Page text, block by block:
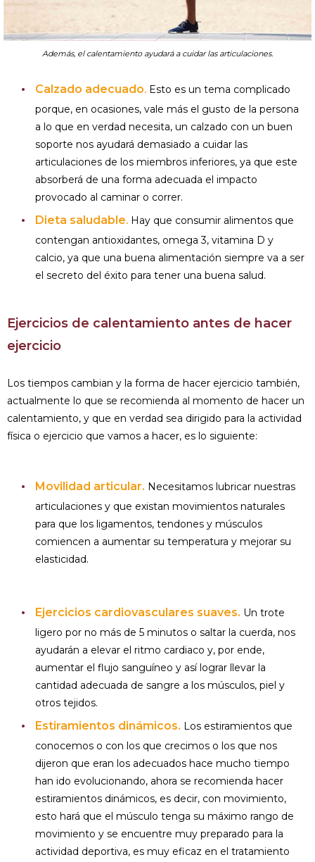
Además, el calentamiento ayudará a cuidar las articulaciones.
Calzado adecuado. Esto es un tema complicado
porque, en ocasiones, vale más el gusto de la persona
a lo que en verdad necesita, un calzado con un buen
soporte nos ayudará demasiado a cuidar las
articulaciones de los miembros inferiores, ya que este
absorberá de una forma adecuada el impacto
provocado al caminar o correr.
Dieta saludable. Hay que consumir alimentos que
contengan antioxidantes, omega 3, vitamina D y
calcio, ya que una buena alimentación siempre va a ser
el secreto del éxito para tener una buena salud.
Ejercicios de calentamiento antes de hacer
ejercicio
Los tiempos cambian y la forma de hacer ejercicio también,
actualmente lo que se recomienda al momento de hacer un
calentamiento, y que en verdad sea dirigido para la actividad
física o ejercicio que vamos a hacer, es lo siguiente:
Movilidad articular. Necesitamos lubricar nuestras
articulaciones y que existan movimientos naturales
para que los ligamentos, tendones y músculos
comiencen a aumentar su temperatura y mejorar su
elasticidad.
Ejercicios cardiovasculares suaves. Un trote
ligero por no más de 5 minutos o saltar la cuerda, nos
ayudarán a elevar el ritmo cardiaco y, por ende,
aumentar el flujo sanguíneo y así lograr llevar la
cantidad adecuada de sangre a los músculos, piel y
otros tejidos.
Estiramientos dinámicos. Los estiramientos que
conocemos o con los que crecimos o los que nos
dijeron que eran los adecuados hace mucho tiempo
han ido evolucionando, ahora se recomienda hacer
estiramientos dinámicos, es decir, con movimiento,
esto hará que el músculo tenga su máximo rango de
movimiento y se encuentre muy preparado para la
actividad deportiva, es muy eficaz en el tratamiento